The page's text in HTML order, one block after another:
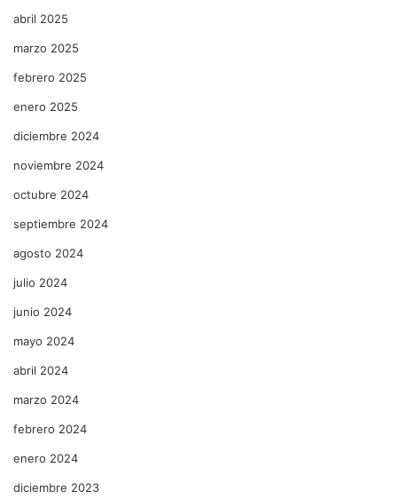
abril 2025
marzo 2025
febrero 2025
enero 2025
diciembre 2024
noviembre 2024
octubre 2024
septiembre 2024
agosto 2024
julio 2024
junio 2024
mayo 2024
abril 2024
marzo 2024
febrero 2024
enero 2024
diciembre 2023